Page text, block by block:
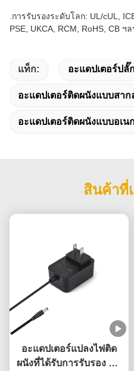
.การรับรองระดับโลก: UL/cUL,
PSE, UKCA, RCM, RoHS, CB ฯล
แท็ก: อะแดปเตอร์ปลั๊
อะแดปเตอร์ติดผนังแบบสาก
อะแดปเตอร์ติดผนังแบบอเน
สินค้าที่
อะแดปเตอร์แปลงไฟติด
ผนังที่ได้รับการรับรอง UL